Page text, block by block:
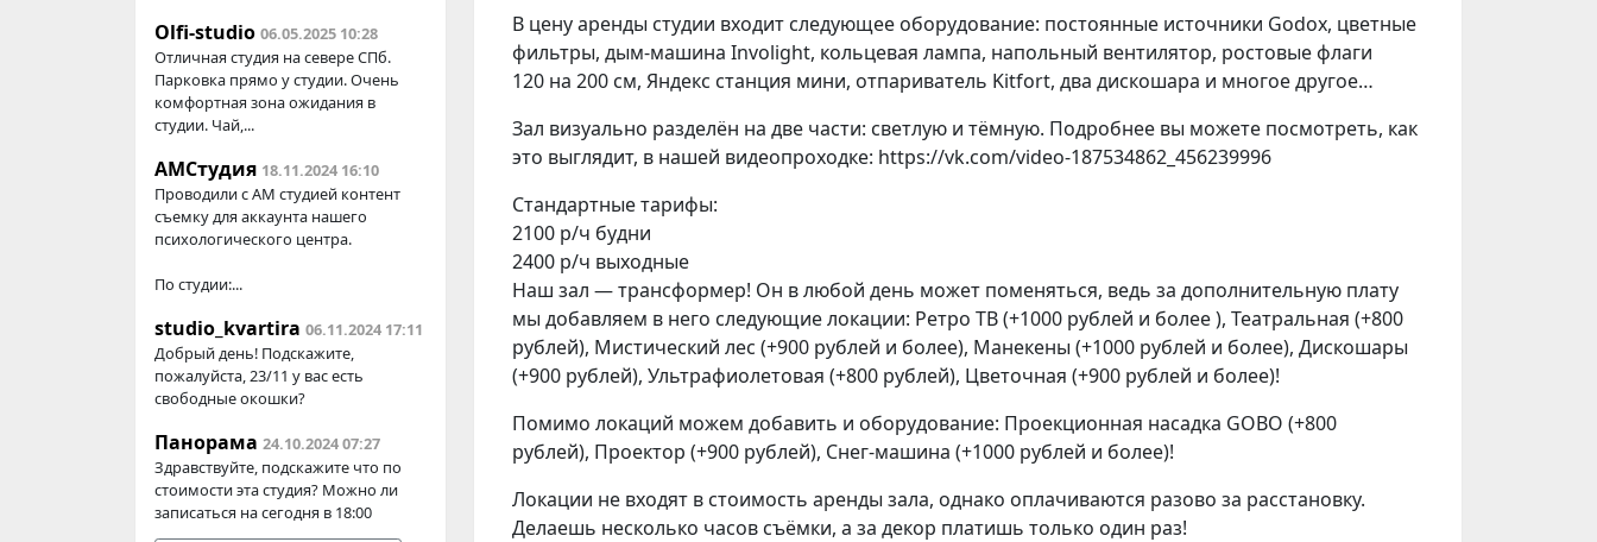
В цену аренды студии входит следующее оборудование: постоянные источники Godox, цветные
фильтры, дым-машина Involight, кольцевая лампа, напольный вентилятор, ростовые флаги
120 на 200 см, Яндекс станция мини, отпариватель Kitfort, два дискошара и многое другое…
Зал визуально разделён на две части: светлую и тёмную. Подробнее вы можете посмотреть, как
это выглядит, в нашей видеопроходке: https://vk.com/video-187534862_456239996
Стандартные тарифы:
2100 р/ч будни
2400 р/ч выходные
Наш зал — трансформер! Он в любой день может поменяться, ведь за дополнительную плату
мы добавляем в него следующие локации: Ретро ТВ (+1000 рублей и более ), Театральная (+800
рублей), Мистический лес (+900 рублей и более), Манекены (+1000 рублей и более), Дискошары
(+900 рублей), Ультрафиолетовая (+800 рублей), Цветочная (+900 рублей и более)!
Помимо локаций можем добавить и оборудование: Проекционная насадка GOBO (+800
рублей), Проектор (+900 рублей), Снег-машина (+1000 рублей и более)!
Локации не входят в стоимость аренды зала, однако оплачиваются разово за расстановку.
Делаешь несколько часов съёмки, а за декор платишь только один раз!
Olfi-studio 06.05.2025 10:28
Отличная студия на севере СПб.
Парковка прямо у студии. Очень
комфортная зона ожидания в
студии. Чай,...
АМСтудия 18.11.2024 16:10
Проводили с AM студией контент
съемку для аккаунта нашего
психологического центра.
По студии:...
studio_kvartira 06.11.2024 17:11
Добрый день! Подскажите,
пожалуйста, 23/11 у вас есть
свободные окошки?
Панорама 24.10.2024 07:27
Здравствуйте, подскажите что по
стоимости эта студия? Можно ли
записаться на сегодня в 18:00